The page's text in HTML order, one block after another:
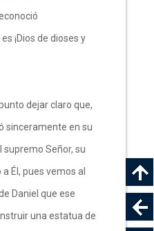
¡Dios de dioses y
dejar claro que,
sinceramente en su
supremo Señor, su
Él, pues vemos al
Daniel que ese
una estatua de